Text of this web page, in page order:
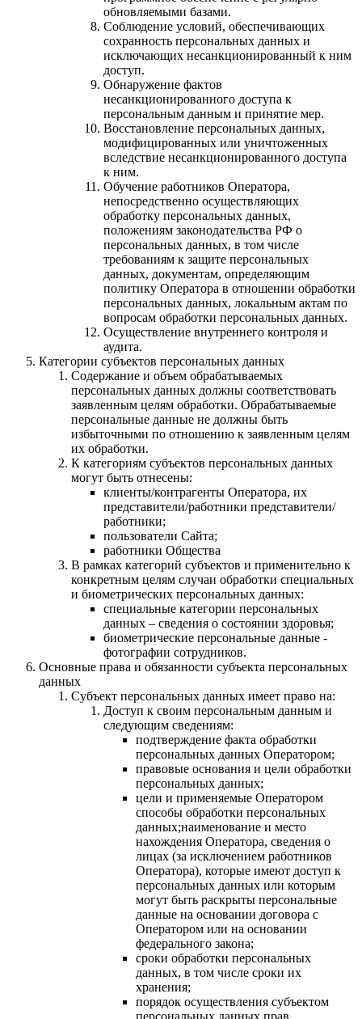
обновляемыми базами.
Соблюдение условий, обеспечивающих
сохранность персональных данных и
исключающих несанкционированный к ним
доступ.
Обнаружение фактов
несанкционированного доступа к
персональным данным и принятие мер.
Восстановление персональных данных,
модифицированных или уничтоженных
вследствие несанкционированного доступа
к ним.
Обучение работников Оператора,
непосредственно осуществляющих
обработку персональных данных,
положениям законодательства РФ о
персональных данных, в том числе
требованиям к защите персональных
данных, документам, определяющим
политику Оператора в отношении обработки
персональных данных, локальным актам по
вопросам обработки персональных данных.
Осуществление внутреннего контроля и
аудита.
Категории субъектов персональных данных
Содержание и объем обрабатываемых
персональных данных должны соответствовать
заявленным целям обработки. Обрабатываемые
персональные данные не должны быть
избыточными по отношению к заявленным целям
их обработки.
К категориям субъектов персональных данных
могут быть отнесены:
клиенты/контрагенты Оператора, их
представители/работники представители/
работники;
пользователи Сайта;
работники Общества
В рамках категорий субъектов и применительно к
конкретным целям случаи обработки специальных
и биометрических персональных данных:
специальные категории персональных
данных – сведения о состоянии здоровья;
биометрические персональные данные -
фотографии сотрудников.
Основные права и обязанности субъекта персональных
данных
Субъект персональных данных имеет право на:
Доступ к своим персональным данным и
следующим сведениям:
подтверждение факта обработки
персональных данных Оператором;
правовые основания и цели обработки
персональных данных;
цели и применяемые Оператором
способы обработки персональных
данных;наименование и место
нахождения Оператора, сведения о
лицах (за исключением работников
Оператора), которые имеют доступ к
персональных данных или которым
могут быть раскрыты персональные
данные на основании договора с
Оператором или на основании
федерального закона;
сроки обработки персональных
данных, в том числе сроки их
хранения;
порядок осуществления субъектом
персональных данных прав,